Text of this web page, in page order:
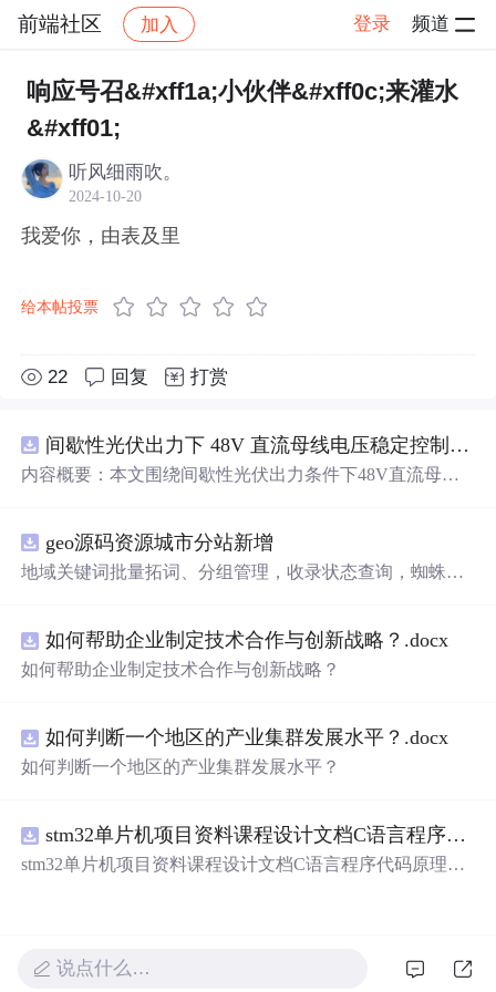
前端社区 加入 登录 频道
社区 前端社区 感慨 帖子详情
响应号召&#xff1a;小伙伴&#xff0c;来灌水
&#xff01;
听风细雨吹。
2024-10-20
我爱你，由表及里
给本帖投票
22 回复 打赏
间歇性光伏出力下 48V 直流母线电压稳定控制及储能双向充放电闭环调控体系研究（Simulink仿真实现）
内容概要：本文围绕间歇性光伏出力条件下48V直流母线
子电池储能系统在离网直流微网中的能量均衡建模方法及
分层控制策略。通过Simulink平台构建完整的光伏储能直流
大功率点跟踪（MPPT）与储能系统的协同控制，有效应
对光照波动引起的功率供需失衡问题。研究采用双PI闭环
控制、模型预测控制（MPC）等多种先进控制算法，显著
现了储能系统在削峰填谷中的优化运行，对于增强离网微
网的供电可靠性与能源利用效率具有重要理论价值和工程
意义。; 适合人群：具备电力电子、新能源系统或自动控制
网、光伏储能系统开发与设计的工程技术人员。; 使用场景
及目标：① 构建适用于离网场景的光伏储能系统Simulink
仿真模型；② 实现间歇性光照条件下48V直流母线电压的
的设计、优化与性能验证提供可靠的理论依据和技术支
geo源码资源城市分站新增
地域关键词批量拓词、分组管理，收录状态查询，蜘蛛访
码交付，私有化部署到自己服务器，非 SaaS 账号，拥有完
整程序文件，支持二次开发定制 PC + 移动端适配，自带基
如何帮助企业制定技术合作与创新战略？.docx
如何帮助企业制定技术合作与创新战略？
如何判断一个地区的产业集群发展水平？.docx
如何判断一个地区的产业集群发展水平？
stm32单片机项目资料课程设计文档C语言程序代码原理图电路PCB实例无线智能报警器的设计
stm32单片机项目资料课程设计文档C语言程序代码原理图
说点什么…